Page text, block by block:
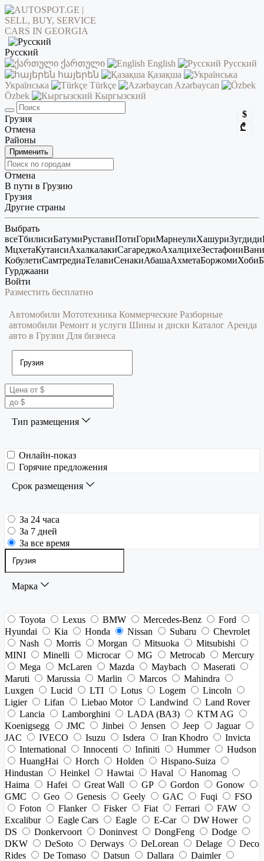
Русский
ქართული
English
Русский
հայերեն
Қазақша
Українська
Türkçe
Azərbaycan
Özbek
Кыргызский
$
₾
Грузия
Отмена
Районы
Применить
Отмена
В пути в Грузию
Грузия
Другие страны
Выбрать
всеТбилисиБатумиРуставиПотиГориМарнеулиХашуриЗугдиди
МцхетаКутаисиАхалкалакиСагареджоАхалцихеЗестафониВани
КобулетиСамтредиаТелавиСенакиАбашаАхметаБоржомиХоби
Гурджаани
Войти
Разместить бесплатно
Автомобили Мототехника Коммерческие Разборные
автомобили Ремонт и услуги Шины и диски Каталог Аренда
авто в Грузии Для бизнеса
Тип размещения
Онлайн-показ
Горячие предложения
Срок размещения
За 24 часа
За 7 дней
За все время
Марка
Toyota Lexus BMW Mercedes-Benz
Ford
Hyundai
Kia Honda Nissan Subaru
Chevrolet
Nash
Morris Morgan Mitsuoka
Mitsubishi
MINI
Minelli Microcar MG Metrocab
Mercury
Mega
McLaren Mazda Maybach
Maserati
Maruti
Marussia Marlin Marcos
Mahindra
Luxgen
Lucid LTI Lotus Logem
Lincoln
Ligier
Lifan Liebao Motor Landwind
Land Rover
Lancia
Lamborghini LADA (ВАЗ)
KTM AG
Koenigsegg
JMC Jinbei Jensen Jeep
Jaguar
JAC
IVECO Isuzu Isdera Iran Khodro
Invicta
International
Innocenti Infiniti Hummer
Hudson
HuangHai
Horch Holden
Hispano-Suiza
Hindustan
Heinkel Hawtai Haval
Hanomag
Haima
Hafei Great Wall GP Gordon
Gonow
GMC
Geo Genesis Geely GAC Fuqi
FSO
Foton
Flanker Fisker Fiat Ferrari
FAW
Excalibur
Eagle Cars Eagle E-Car
DW Hower
DS
Donkervoort Doninvest DongFeng
Dodge
DKW
DeSoto Derways DeLorean Delage
Deco
Rides
De Tomaso Datsun Dallara
Daimler